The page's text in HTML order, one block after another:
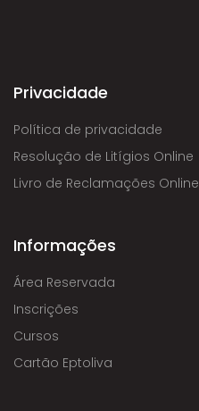
Privacidade
Política de privacidade
Resolução de Litígios Online
Livro de Reclamações Online
Informações
Área Reservada
Inscrições
Cursos
Cartão Eptoliva